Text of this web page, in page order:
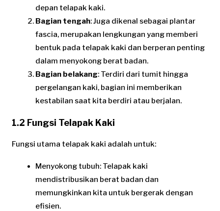
depan telapak kaki.
Bagian tengah: Juga dikenal sebagai plantar
fascia, merupakan lengkungan yang memberi
bentuk pada telapak kaki dan berperan penting
dalam menyokong berat badan.
Bagian belakang: Terdiri dari tumit hingga
pergelangan kaki, bagian ini memberikan
kestabilan saat kita berdiri atau berjalan.
1.2 Fungsi Telapak Kaki
Fungsi utama telapak kaki adalah untuk:
Menyokong tubuh: Telapak kaki
mendistribusikan berat badan dan
memungkinkan kita untuk bergerak dengan
efisien.